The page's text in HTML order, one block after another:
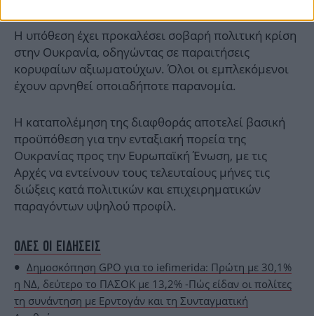
Η υπόθεση έχει προκαλέσει σοβαρή πολιτική κρίση
στην Ουκρανία, οδηγώντας σε παραιτήσεις
κορυφαίων αξιωματούχων. Όλοι οι εμπλεκόμενοι
έχουν αρνηθεί οποιαδήποτε παρανομία.
Η καταπολέμηση της διαφθοράς αποτελεί βασική
προϋπόθεση για την ενταξιακή πορεία της
Ουκρανίας προς την Ευρωπαϊκή Ένωση, με τις
Αρχές να εντείνουν τους τελευταίους μήνες τις
διώξεις κατά πολιτικών και επιχειρηματικών
παραγόντων υψηλού προφίλ.
ΟΛΕΣ ΟΙ ΕΙΔΗΣΕΙΣ
Δημοσκόπηση GPO για το iefimerida: Πρώτη με 30,1%
η ΝΔ, δεύτερο το ΠΑΣΟΚ με 13,2% -Πώς είδαν οι πολίτες
τη συνάντηση με Ερντογάν και τη Συνταγματική